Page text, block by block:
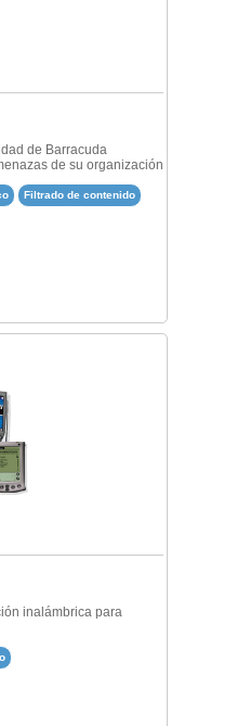
de Barracuda
de su organización
Filtrado de contenido
inalámbrica para